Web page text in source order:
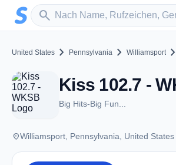
Zum Hauptinhalt springen
search
Sender suchen
United States chevron_right Pennsylvania chevron_right Williamsport chevron_right
Big Hits-Big Fun...
placeWilliamsport, Pennsylvania, United States